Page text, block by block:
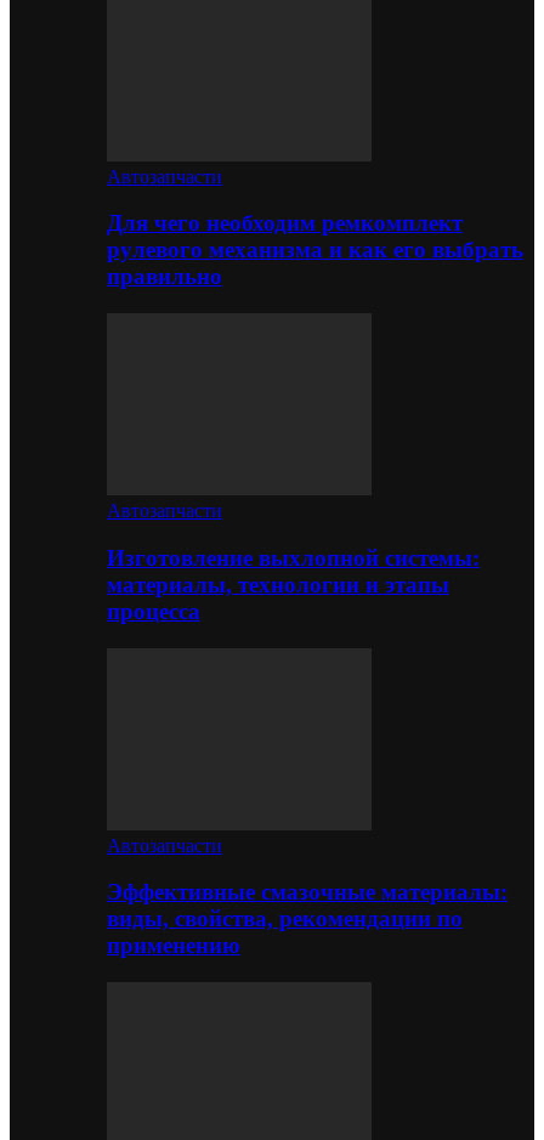
Автозапчасти
Для чего необходим ремкомплект
рулевого механизма и как его выбрать
правильно
Автозапчасти
Изготовление выхлопной системы:
материалы, технологии и этапы
процесса
Автозапчасти
Эффективные смазочные материалы:
виды, свойства, рекомендации по
применению